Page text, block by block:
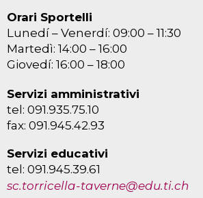
Orari Sportelli
Lunedí – Venerdí: 09:00 – 11:30
Martedì: 14:00 – 16:00
Giovedí: 16:00 – 18:00
Servizi amministrativi
tel: 091.935.75.10
fax: 091.945.42.93
Servizi educativi
tel: 091.945.39.61
sc.torricella-taverne@edu.ti.ch